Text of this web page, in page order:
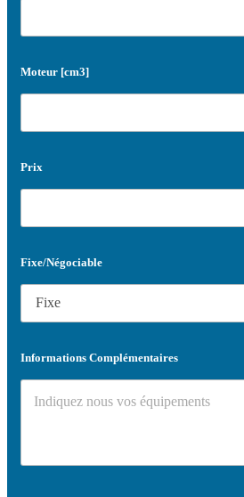
Moteur [cm3]
Prix
Fixe/Négociable
Informations Complémentaires